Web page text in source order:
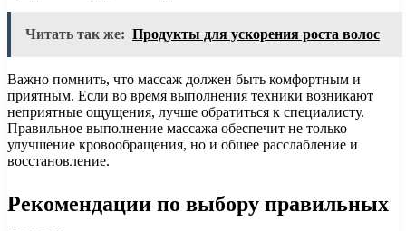
Читать так же: Продукты для ускорения роста волос
Важно помнить, что массаж должен быть комфортным и
приятным. Если во время выполнения техники возникают
неприятные ощущения, лучше обратиться к специалисту.
Правильное выполнение массажа обеспечит не только
улучшение кровообращения, но и общее расслабление и
восстановление.
Рекомендации по выбору правильных